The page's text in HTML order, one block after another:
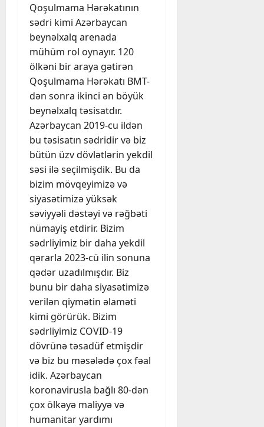
Qoşulmama Hərəkatının
sədri kimi Azərbaycan
beynəlxalq arenada
mühüm rol oynayır. 120
ölkəni bir araya gətirən
Qoşulmama Hərəkatı BMT-
dən sonra ikinci ən böyük
beynəlxalq təsisatdır.
Azərbaycan 2019-cu ildən
bu təsisatın sədridir və biz
bütün üzv dövlətlərin yekdil
səsi ilə seçilmişdik. Bu da
bizim mövqeyimizə və
siyasətimizə yüksək
səviyyəli dəstəyi və rəğbəti
nümayiş etdirir. Bizim
sədrliyimiz bir daha yekdil
qərarla 2023-cü ilin sonuna
qədər uzadılmışdır. Biz
bunu bir daha siyasətimizə
verilən qiymətin əlaməti
kimi görürük. Bizim
sədrliyimiz COVID-19
dövrünə təsadüf etmişdir
və biz bu məsələdə çox fəal
idik. Azərbaycan
koronavirusla bağlı 80-dən
çox ölkəyə maliyyə və
humanitar yardımı